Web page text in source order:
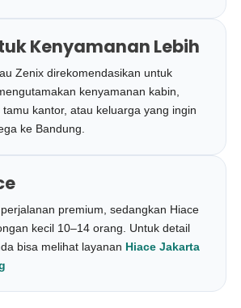
Kenyamanan Lebih
Zenix direkomendasikan untuk
kenyamanan kabin,
kantor, atau keluarga yang ingin
ke Bandung.
premium, sedangkan Hiace
kecil 10–14 orang. Untuk detail
bisa melihat layanan Hiace Jakarta